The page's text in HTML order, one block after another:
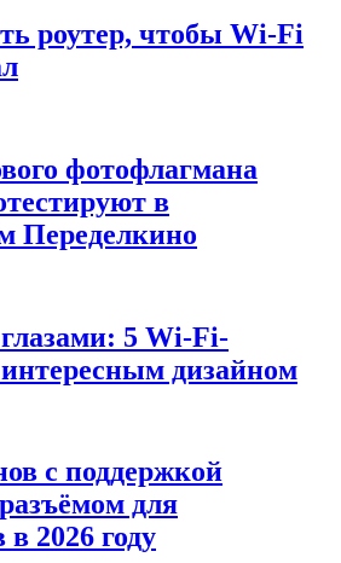
роутер, чтобы Wi-Fi
фотофлагмана
в
Переделкино
5 Wi-Fi-
интересным дизайном
с поддержкой
для
2026 году